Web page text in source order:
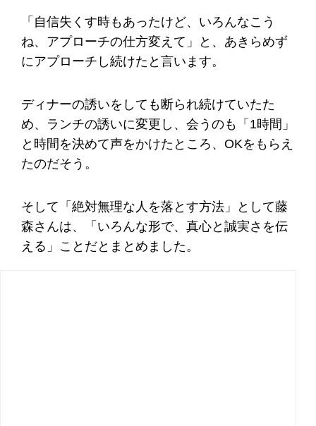
「自信失くす時もあったけど、いろんなこう
ね、アプローチの仕方変えて」と、あきらめず
にアプローチし続けたと言います。
ディナーの誘いをしても断られ続けていたた
め、ランチの誘いに変更し、会うのも「1時間」
と時間を決めて声をかけたところ、OKをもらえ
たのだそう。
そして「絶対無理な人を落とす方法」として藤
森さんは、「いろんな形で、真心と誠実さを伝
える」ことだとまとめました。